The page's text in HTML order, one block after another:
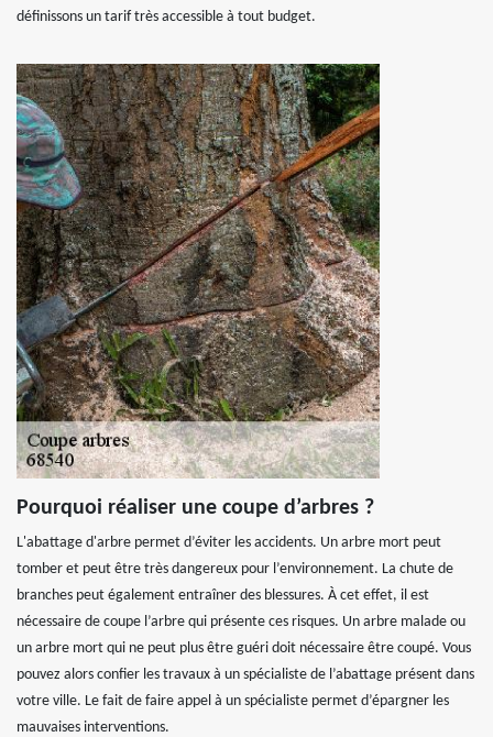
définissons un tarif très accessible à tout budget.
Pourquoi réaliser une coupe d’arbres ?
L'abattage d'arbre permet d’éviter les accidents. Un arbre mort peut
tomber et peut être très dangereux pour l’environnement. La chute de
branches peut également entraîner des blessures. À cet effet, il est
nécessaire de coupe l’arbre qui présente ces risques. Un arbre malade ou
un arbre mort qui ne peut plus être guéri doit nécessaire être coupé. Vous
pouvez alors confier les travaux à un spécialiste de l’abattage présent dans
votre ville. Le fait de faire appel à un spécialiste permet d’épargner les
mauvaises interventions.